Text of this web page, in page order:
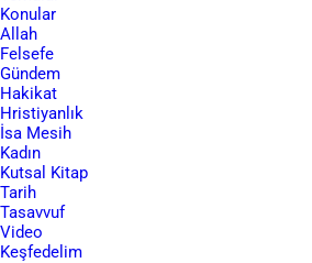
Konular
Allah
Felsefe
Gündem
Hakikat
Hristiyanlık
İsa Mesih
Kadın
Kutsal Kitap
Tarih
Tasavvuf
Video
Keşfedelim
İbrahim’in Dinler İçin
İbrahim, Avram olarak da bilinir ve